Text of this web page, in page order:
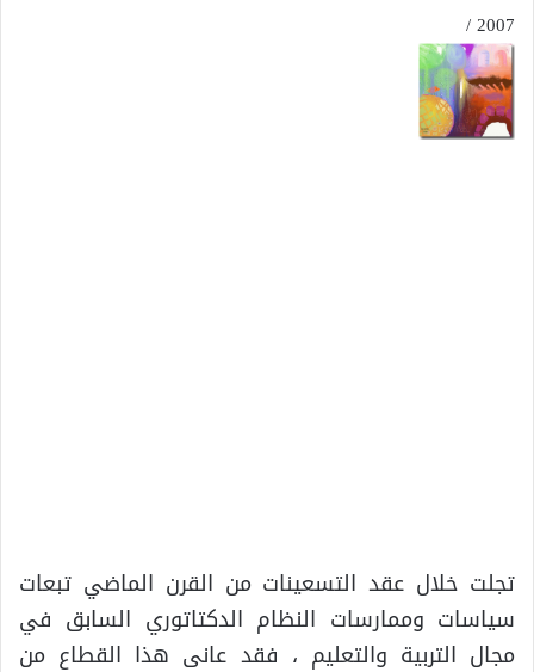
2007 /
تجلت خلال عقد التسعينات من القرن الماضي تبعات
سياسات وممارسات النظام الدكتاتوري السابق في
مجال التربية والتعليم ، فقد عانى هذا القطاع من